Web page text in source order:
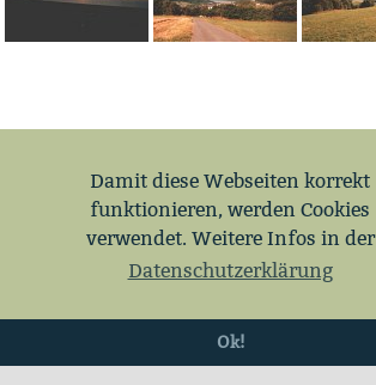
Damit diese Webseiten korrekt
funktionieren, werden Cookies
verwendet. Weitere Infos in der
Datenschutzerklärung
Ok!